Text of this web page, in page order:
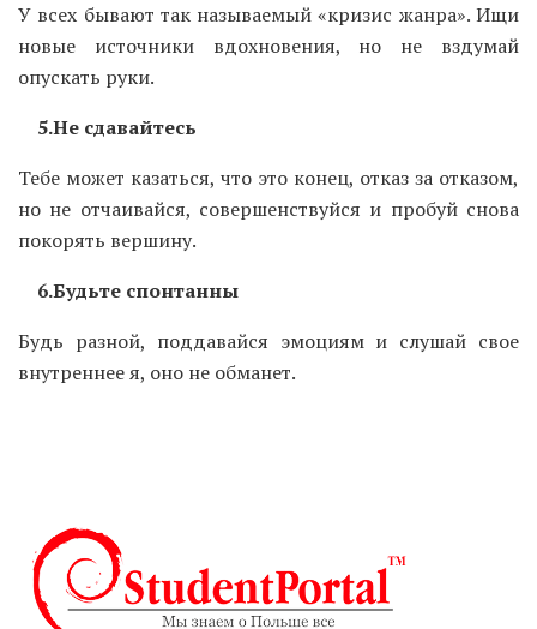
У всех бывают так называемый «кризис жанра». Ищи
новые источники вдохновения, но не вздумай
опускать руки.
5.Не сдавайтесь
Тебе может казаться, что это конец, отказ за отказом,
но не отчаивайся, совершенствуйся и пробуй снова
покорять вершину.
6.Будьте спонтанны
Будь разной, поддавайся эмоциям и слушай свое
внутреннее я, оно не обманет.